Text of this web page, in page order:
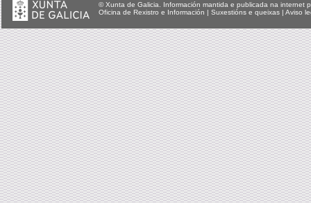
© Xunta de Galicia. Información mantida e publicada na internet
Oficina de Rexistro e Información | Suxestións e queixas | Aviso